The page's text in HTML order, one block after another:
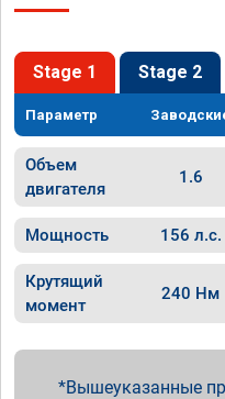
Stage 1 Stage 2
Параметр
Объем
двигателя
1.6
Мощность 156 л.с.
Крутящий
момент
240 Нм
Вышеуказанные